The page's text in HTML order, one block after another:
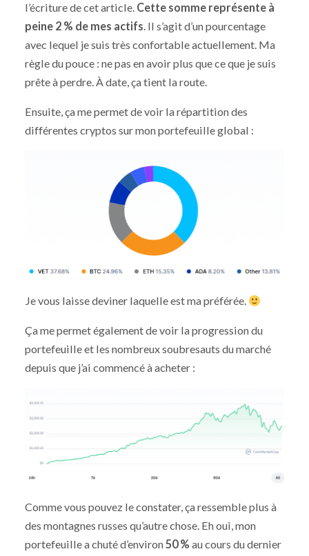
l’écriture de cet article. Cette somme représente à
peine 2 % de mes actifs. Il s’agit d’un pourcentage
avec lequel je suis très confortable actuellement. Ma
règle du pouce : ne pas en avoir plus que ce que je suis
prête à perdre. À date, ça tient la route.
Ensuite, ça me permet de voir la répartition des
différentes cryptos sur mon portefeuille global :
Je vous laisse deviner laquelle est ma préférée.
Ça me permet également de voir la progression du
portefeuille et les nombreux soubresauts du marché
depuis que j’ai commencé à acheter :
Comme vous pouvez le constater, ça ressemble plus à
des montagnes russes qu’autre chose. Eh oui, mon
portefeuille a chuté d’environ50 % au cours du dernier